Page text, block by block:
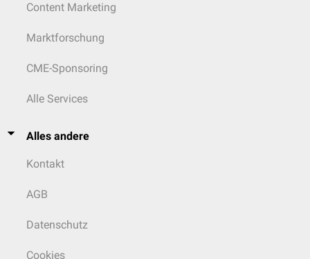
Content Marketing
Marktforschung
CME-Sponsoring
Alle Services
Alles andere
Kontakt
AGB
Datenschutz
Cookies